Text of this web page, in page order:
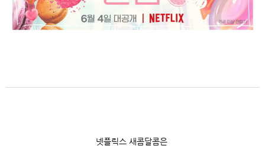
넷플릭스 새콤달콤은